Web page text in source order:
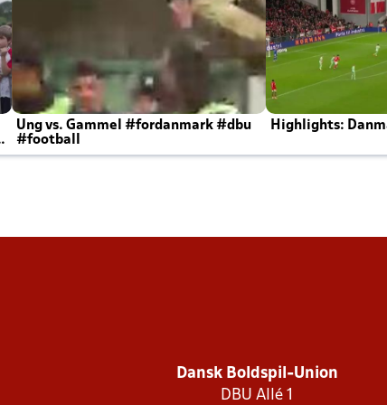
Ung vs. Gammel #fordanmark #dbu
#football
Highlights:
Dansk Boldspil-Union
DBU Allé 1